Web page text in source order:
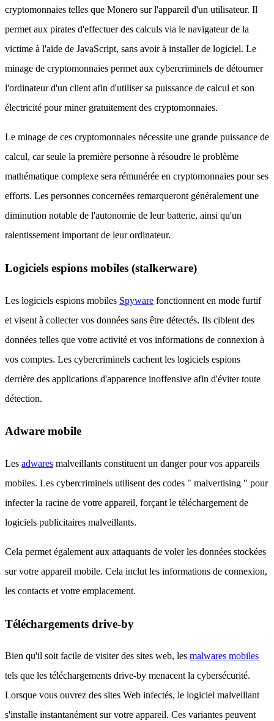
cryptomonnaies telles que Monero sur l'appareil d'un utilisateur. Il
permet aux pirates d'effectuer des calculs via le navigateur de la
victime à l'aide de JavaScript, sans avoir à installer de logiciel. Le
minage de cryptomonnaies permet aux cybercriminels de détourner
l'ordinateur d'un client afin d'utiliser sa puissance de calcul et son
électricité pour miner gratuitement des cryptomonnaies.
Le minage de ces cryptomonnaies nécessite une grande puissance de
calcul, car seule la première personne à résoudre le problème
mathématique complexe sera rémunérée en cryptomonnaies pour ses
efforts. Les personnes concernées remarqueront généralement une
diminution notable de l'autonomie de leur batterie, ainsi qu'un
ralentissement important de leur ordinateur.
Logiciels espions mobiles (stalkerware)
Les logiciels espions mobiles Spyware fonctionnent en mode furtif
et visent à collecter vos données sans être détectés. Ils ciblent des
données telles que votre activité et vos informations de connexion à
vos comptes. Les cybercriminels cachent les logiciels espions
derrière des applications d'apparence inoffensive afin d'éviter toute
détection.
Adware mobile
Les adwares malveillants constituent un danger pour vos appareils
mobiles. Les cybercriminels utilisent des codes " malvertising " pour
infecter la racine de votre appareil, forçant le téléchargement de
logiciels publicitaires malveillants.
Cela permet également aux attaquants de voler les données stockées
sur votre appareil mobile. Cela inclut les informations de connexion,
les contacts et votre emplacement.
Téléchargements drive-by
Bien qu'il soit facile de visiter des sites web, les malwares mobiles
tels que les téléchargements drive-by menacent la cybersécurité.
Lorsque vous ouvrez des sites Web infectés, le logiciel malveillant
s'installe instantanément sur votre appareil. Ces variantes peuvent